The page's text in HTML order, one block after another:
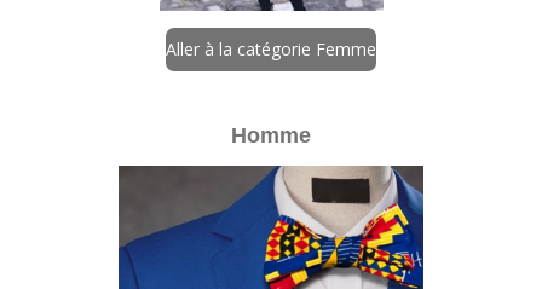
Aller à la catégorie Femme
Homme